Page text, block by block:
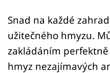
Snad na každé
užitečného hmyzu.
zakládáním
hmyz nezajímavých